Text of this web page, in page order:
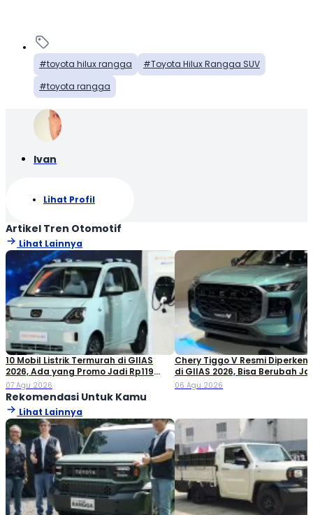
toyota hilux rangga
Toyota Hilux Rangga SUV
toyota rangga
Ivan
Lihat Profil
Artikel Tren Otomotif
Lihat Lainnya
10 Mobil Listrik Termurah di GIIAS
2026, Ada yang Promo Jadi Rp119
Jutaan!
07 Agu 2026
Chery Tiggo V Resmi
di GIIAS 2026, Bisa Berubah
Double Cabin
06 Agu 2026
Rekomendasi Untuk Kamu
Lihat Lainnya